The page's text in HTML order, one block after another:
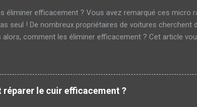
éliminer efficacement ? Vous avez remarqué ces micro
seul ! De nombreux propriétaires de voitures cherchent
comment les éliminer efficacement ? Cet article
véhicules . Elles sont causées par des actions courantes
brosses automatiques des stations de lavage. Bien que
et la valeur Pour beaucoup, ces micro rayures
lustrée et sans défaut attire immédiatement l'œil.
le cuir efficacement ?